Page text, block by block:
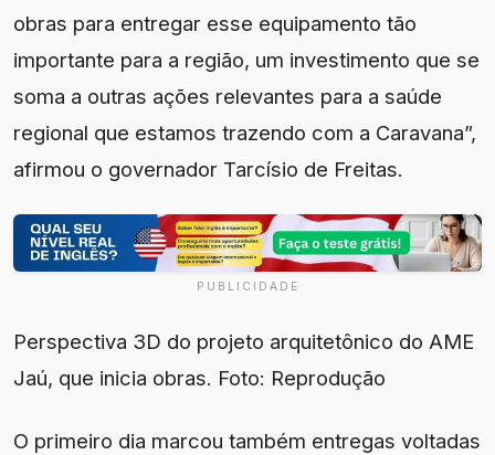
obras para entregar esse equipamento tão
importante para a região, um investimento que se
soma a outras ações relevantes para a saúde
regional que estamos trazendo com a Caravana”,
afirmou o governador Tarcísio de Freitas.
PUBLICIDADE
Perspectiva 3D do projeto arquitetônico do AME
Jaú, que inicia obras. Foto: Reprodução
O primeiro dia marcou também entregas voltadas